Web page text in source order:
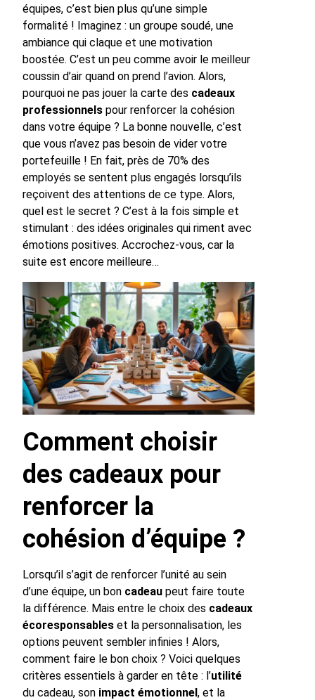
équipes, c’est bien plus qu’une simple
formalité ! Imaginez : un groupe soudé, une
ambiance qui claque et une motivation
boostée. C’est un peu comme avoir le meilleur
coussin d’air quand on prend l’avion. Alors,
pourquoi ne pas jouer la carte des cadeaux
professionnels pour renforcer la cohésion
dans votre équipe ? La bonne nouvelle, c’est
que vous n’avez pas besoin de vider votre
portefeuille ! En fait, près de 70% des
employés se sentent plus engagés lorsqu’ils
reçoivent des attentions de ce type. Alors,
quel est le secret ? C’est à la fois simple et
stimulant : des idées originales qui riment avec
émotions positives. Accrochez-vous, car la
suite est encore meilleure…
Comment choisir
des cadeaux pour
renforcer la
cohésion d’équipe ?
Lorsqu’il s’agit de renforcer l’unité au sein
d’une équipe, un bon cadeau peut faire toute
la différence. Mais entre le choix des cadeaux
écoresponsables et la personnalisation, les
options peuvent sembler infinies ! Alors,
comment faire le bon choix ? Voici quelques
critères essentiels à garder en tête : l’utilité
du cadeau, son impact émotionnel, et la